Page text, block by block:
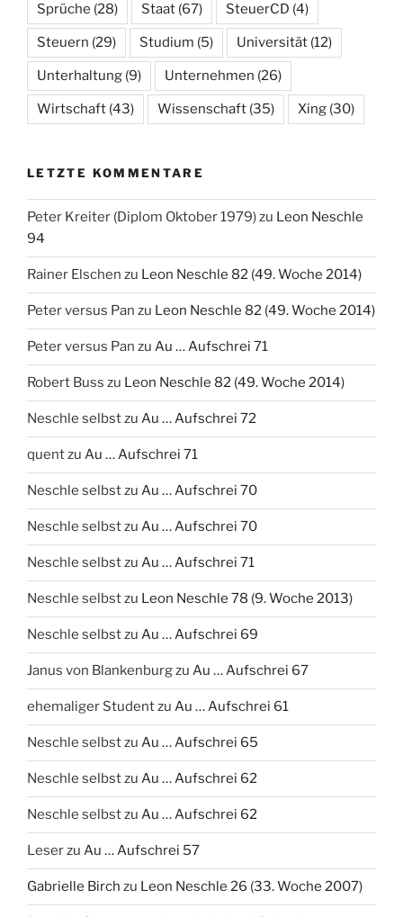
Sprüche (28) Staat (67) SteuerCD (4)
Steuern (29) Studium (5) Universität (12)
Unterhaltung (9) Unternehmen (26)
Wirtschaft (43) Wissenschaft (35) Xing (30)
LETZTE KOMMENTARE
Peter Kreiter (Diplom Oktober 1979)zu Leon Neschle
94
Rainer Elschen zu Leon Neschle 82 (49. Woche 2014)
Peter versus Pan zu Leon Neschle 82 (49. Woche 2014)
Peter versus Pan zu Au … Aufschrei 71
Robert Buss zu Leon Neschle 82 (49. Woche 2014)
Neschle selbstzu Au … Aufschrei 72
quentzu Au … Aufschrei 71
Neschle selbstzu Au … Aufschrei 70
Neschle selbstzu Au … Aufschrei 70
Neschle selbstzu Au … Aufschrei 71
Neschle selbstzu Leon Neschle 78 (9. Woche 2013)
Neschle selbstzu Au … Aufschrei 69
Janus von Blankenburgzu Au … Aufschrei 67
ehemaliger Studentzu Au … Aufschrei 61
Neschle selbstzu Au … Aufschrei 65
Neschle selbstzu Au … Aufschrei 62
Neschle selbstzu Au … Aufschrei 62
Leserzu Au … Aufschrei 57
Gabrielle Birch zu Leon Neschle 26 (33. Woche 2007)